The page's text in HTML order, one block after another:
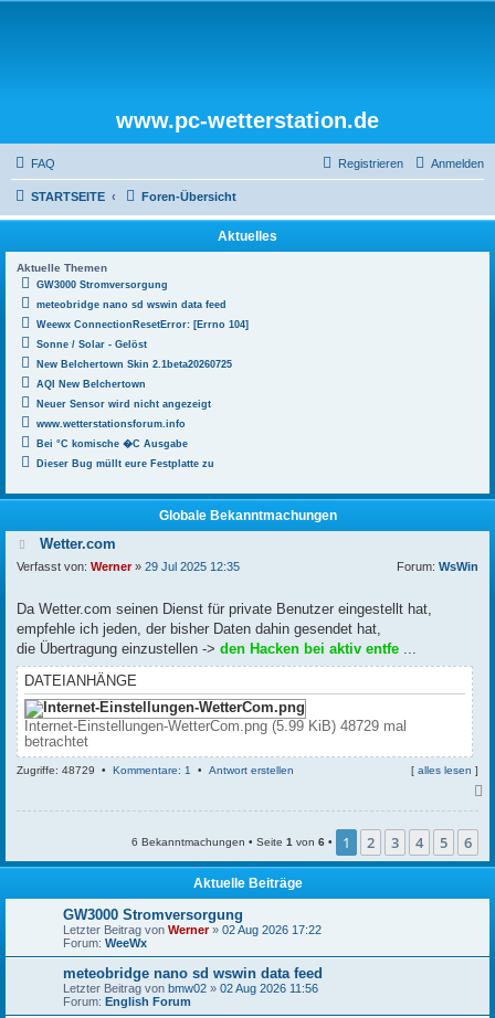
www.pc-wetterstation.de
FAQ Anmelden
Registrieren
STARTSEITE Foren-Übersicht
Aktuelles
Aktuelle Themen
GW3000 Stromversorgung
meteobridge nano sd wswin data feed
Weewx ConnectionResetError: [Errno 104]
Sonne / Solar - Gelöst
New Belchertown Skin 2.1beta20260725
AQI New Belchertown
Neuer Sensor wird nicht angezeigt
www.wetterstationsforum.info
Bei °C komische �C Ausgabe
Dieser Bug müllt eure Festplatte zu
Globale Bekanntmachungen
Wetter.com
Verfasst von: Werner» 29 Jul 2025 12:35 Forum: WsWin
Da Wetter.com seinen Dienst für private Benutzer eingestellt hat,
empfehle ich jeden, der bisher Daten dahin gesendet hat,
die Übertragung einzustellen -> den Hacken bei aktiv entfe ...
DATEIANHÄNGE
Internet-Einstellungen-WetterCom.png (5.99 KiB) 48729 mal
betrachtet
Zugriffe: 48729 • Kommentare: 1 • Antwort erstellen [ alles lesen ]
b
n
6 Bekanntmachungen • Seite 1 von 6 • 1 2 3 4 5 6
Aktuelle Beiträge
GW3000 Stromversorgung
Letzter Beitrag von Werner» 02 Aug 2026 17:22
Forum: WeeWx
meteobridge nano sd wswin data feed
Letzter Beitrag von bmw02 » 02 Aug 2026 11:56
Forum: English Forum